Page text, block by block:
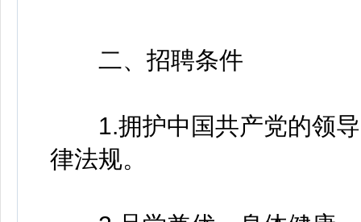
二、招聘条件
1.拥护中国共产党的领导
律法规。